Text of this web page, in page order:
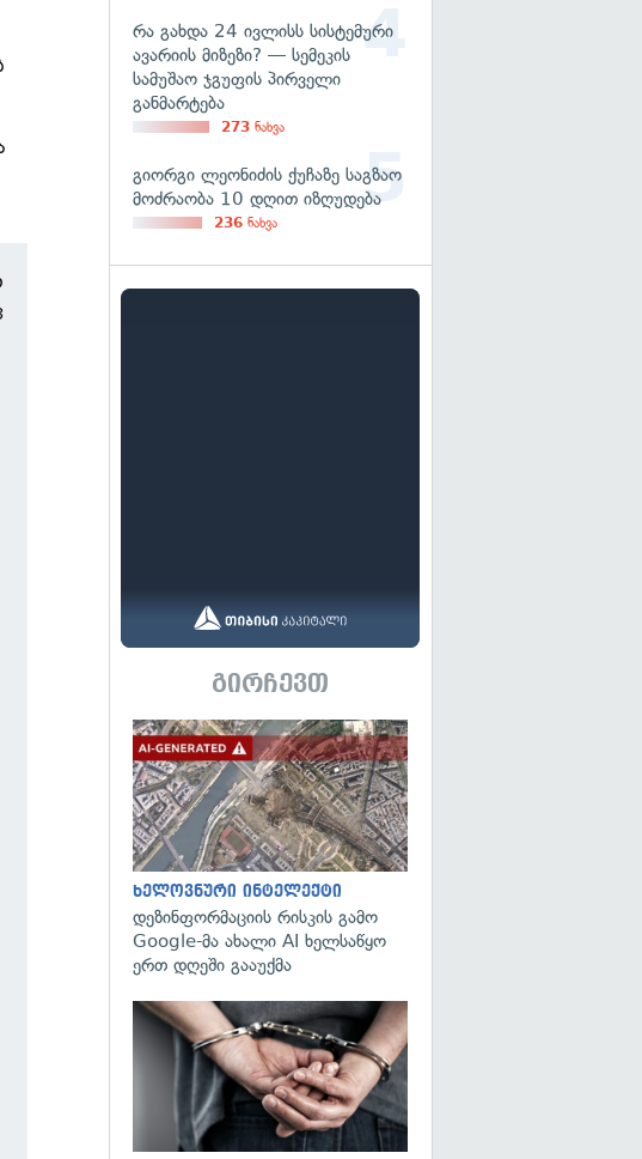
რა გახდა 24 ივლისს სისტემური
ავარიის მიზეზი? — სემეკის
სამუშაო ჯგუფის პირველი
განმარტება
273 ნახვა
გიორგი ლეონიძის ქუჩაზე საგზაო
მოძრაობა 10 დღით იზღუდება
236 ნახვა
გირჩევთ
ხელოვნური ინტელექტი
დეზინფორმაციის რისკის გამო
Google-მა ახალი AI ხელსაწყო
ერთ დღეში გააუქმა